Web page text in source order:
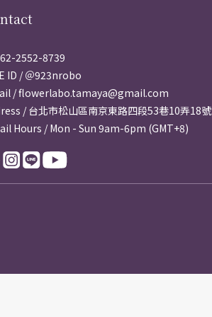
2552-8739
ID / ＠923nrobo
/ flowerlabo.tamaya@gmail.com
/ 台北市松山區南京東路四段53巷10弄18號
Hours / Mon - Sun 9am-6pm (GMT+8)